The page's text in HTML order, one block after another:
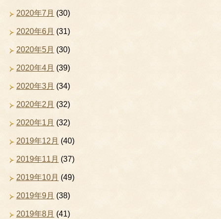
2020年7月 (30)
2020年6月 (31)
2020年5月 (30)
2020年4月 (39)
2020年3月 (34)
2020年2月 (32)
2020年1月 (32)
2019年12月 (40)
2019年11月 (37)
2019年10月 (49)
2019年9月 (38)
2019年8月 (41)